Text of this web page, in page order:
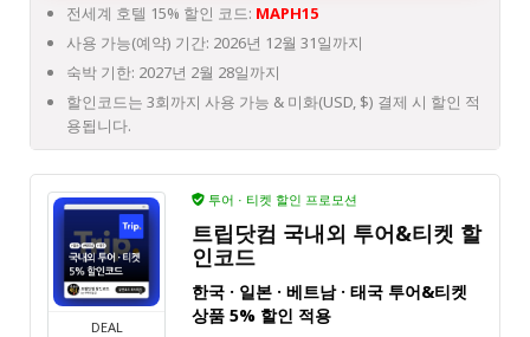
전세계 호텔 15% 할인 코드: MAPH15
사용 가능(예약) 기간: 2026년 12월 31일까지
숙박 기한: 2027년 2월 28일까지
할인코드는 3회까지 사용 가능 & 미화(USD, $) 결제 시 할인 적
용됩니다.
DEAL
투어 · 티켓 할인 프로모션
트립닷컴 국내외 투어&티켓 할
인코드
한국 · 일본 · 베트남 · 태국 투어&티켓
상품 5% 할인 적용